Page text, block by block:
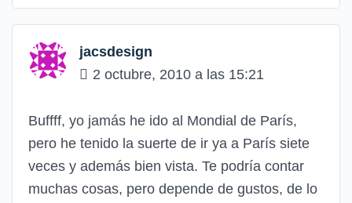
jacsdesign
2 octubre, 2010 a las 15:21
Buffff, yo jamás he ido al Mondial de París,
pero he tenido la suerte de ir ya a París siete
veces y además bien vista. Te podría contar
muchas cosas, pero depende de gustos, de lo